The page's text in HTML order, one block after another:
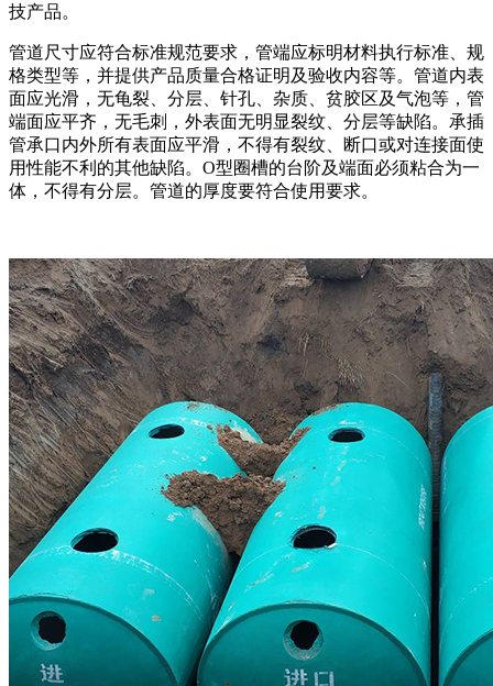
技产品。
管道尺寸应符合标准规范要求，管端应标明材料执行标准、规
格类型等，并提供产品质量合格证明及验收内容等。管道内表
面应光滑，无龟裂、分层、针孔、杂质、贫胶区及气泡等，管
端面应平齐，无毛刺，外表面无明显裂纹、分层等缺陷。承插
管承口内外所有表面应平滑，不得有裂纹、断口或对连接面使
用性能不利的其他缺陷。O型圈槽的台阶及端面必须粘合为一
体，不得有分层。管道的厚度要符合使用要求。